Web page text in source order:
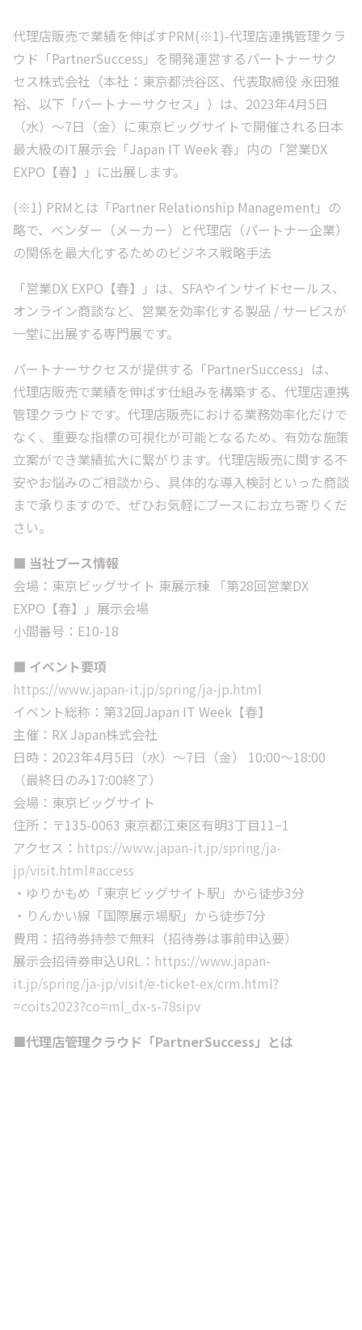
代理店販売で業績を伸ばすPRM(※1)-代理店連携管理クラ
ウド「PartnerSuccess」を開発運営するパートナーサク
セス株式会社（本社：東京都渋谷区、代表取締役 永田雅
裕、以下「パートナーサクセス」）は、2023年4月5日
（水）～7日（金）に東京ビッグサイトで開催される日本
最大級のIT展示会「Japan IT Week 春」内の「営業DX
EXPO【春】」に出展します。
(※1) PRMとは「Partner Relationship Management」の
略で、ベンダー（メーカー）と代理店（パートナー企業）
の関係を最大化するためのビジネス戦略手法
「営業DX EXPO【春】」は、SFAやインサイドセールス、
オンライン商談など、営業を効率化する製品 / サービスが
一堂に出展する専門展です。
パートナーサクセスが提供する「PartnerSuccess」は、
代理店販売で業績を伸ばす仕組みを構築する、代理店連携
管理クラウドです。代理店販売における業務効率化だけで
なく、重要な指標の可視化が可能となるため、有効な施策
立案ができ業績拡大に繋がります。代理店販売に関する不
安やお悩みのご相談から、具体的な導入検討といった商談
まで承りますので、ぜひお気軽にブースにお立ち寄りくだ
さい。
⬛️ 当社ブース情報
会場：東京ビッグサイト 東展示棟 「第28回営業DX
EXPO【春】」展示会場
小間番号：E10-18
⬛️ イベント要項
https://www.japan-it.jp/spring/ja-jp.html
イベント総称：第32回Japan IT Week【春】
主催：RX Japan株式会社
日時：2023年4月5日（水）〜7日（金） 10:00〜18:00
（最終日のみ17:00終了）
会場：東京ビッグサイト
住所：〒135-0063 東京都江東区有明3丁目11−1
アクセス： https://www.japan-it.jp/spring/ja-
jp/visit.html#access
・ゆりかもめ「東京ビッグサイト駅」から徒歩3分
・りんかい線「国際展示場駅」から徒歩7分
費用：招待券持参で無料（招待券は事前申込要）
展示会招待券申込URL： https://www.japan-
it.jp/spring/ja-jp/visit/e-ticket-ex/crm.html?
=coits2023?co=ml_dx-s-78sipv
■代理店管理クラウド「PartnerSuccess」とは